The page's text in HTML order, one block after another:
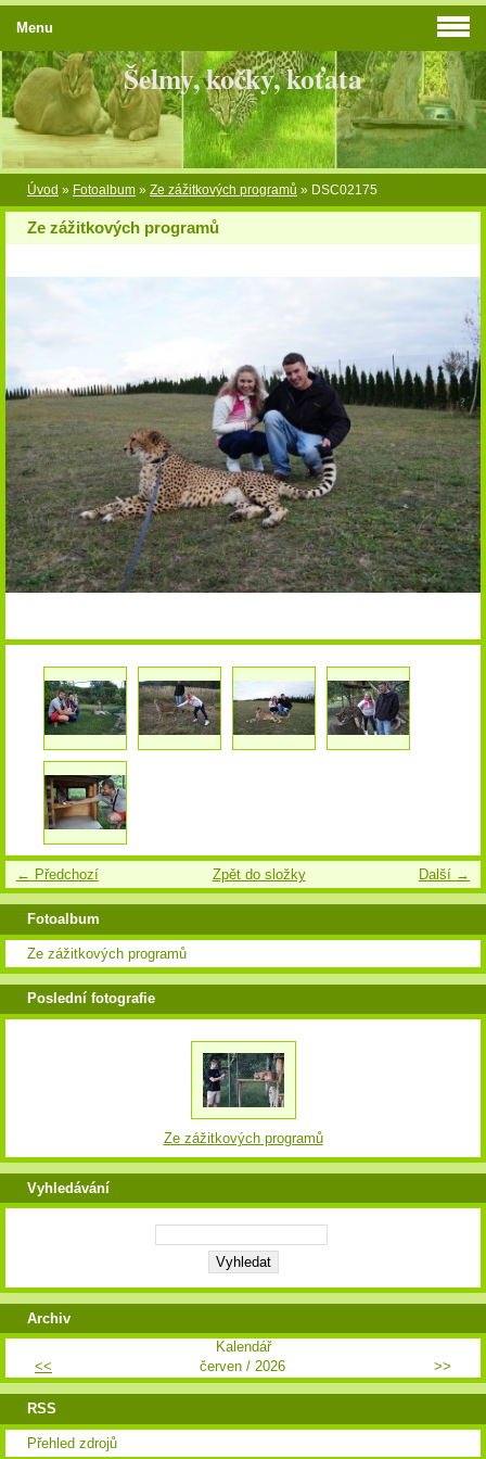
Šelmy, kočky, koťata
Úvod » Fotoalbum » Ze zážitkových programů » DSC02175
Ze zážitkových programů
← Předchozí Další →
Zpět do složky
Menu
Fotoalbum
Ze zážitkových programů
Poslední fotografie
Ze zážitkových programů
Vyhledávání
Archiv
Kalendář
<<
červen / 2026 >>
RSS
Přehled zdrojů